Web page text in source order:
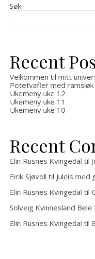
Søk
Recent
Velkommen til mitt
Potetvafler med
Ukemeny uke 12
Ukemeny uke 11
Ukemeny uke 10
Recent
Elin Rusnes Kvingedal til
Eirik Sjøvoll til Juleis med
Elin Rusnes Kvingedal til
Solveig Kvinnesland Bele
Elin Rusnes Kvingedal til